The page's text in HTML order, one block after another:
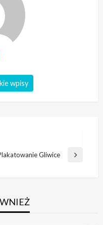
wpisy
Gliwice